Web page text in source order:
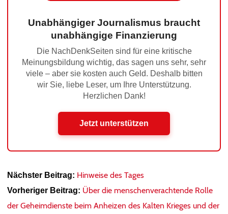
Unabhängiger Journalismus braucht
unabhängige Finanzierung
Die NachDenkSeiten sind für eine kritische
Meinungsbildung wichtig, das sagen uns sehr, sehr
viele – aber sie kosten auch Geld. Deshalb bitten
wir Sie, liebe Leser, um Ihre Unterstützung.
Herzlichen Dank!
Jetzt unterstützen
Nächster Beitrag: Hinweise des Tages
Vorheriger Beitrag: Über die menschenverachtende Rolle
der Geheimdienste beim Anheizen des Kalten Krieges und der